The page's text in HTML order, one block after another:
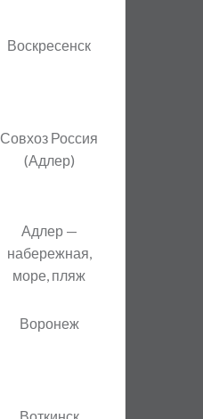
Воскресенск
Совхоз Россия
(Адлер)
Адлер —
набережная,
море, пляж
Воронеж